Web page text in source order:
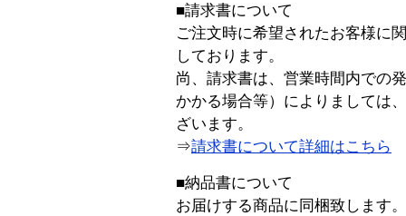
■請求書について
ご注文時に希望されたお客様に
しております。
尚、請求書は、営業時間内での
かかる場合等）によりましては
ざいます。
⇒請求書について詳細はこちら
■納品書について
お届けする商品に同梱致します。